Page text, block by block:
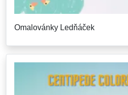
Omalovánky Ledňáček